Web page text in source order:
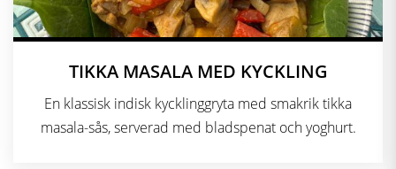
TIKKA MASALA MED KYCKLING
En klassisk indisk kycklinggryta med smakrik tikka
masala-sås, serverad med bladspenat och yoghurt.